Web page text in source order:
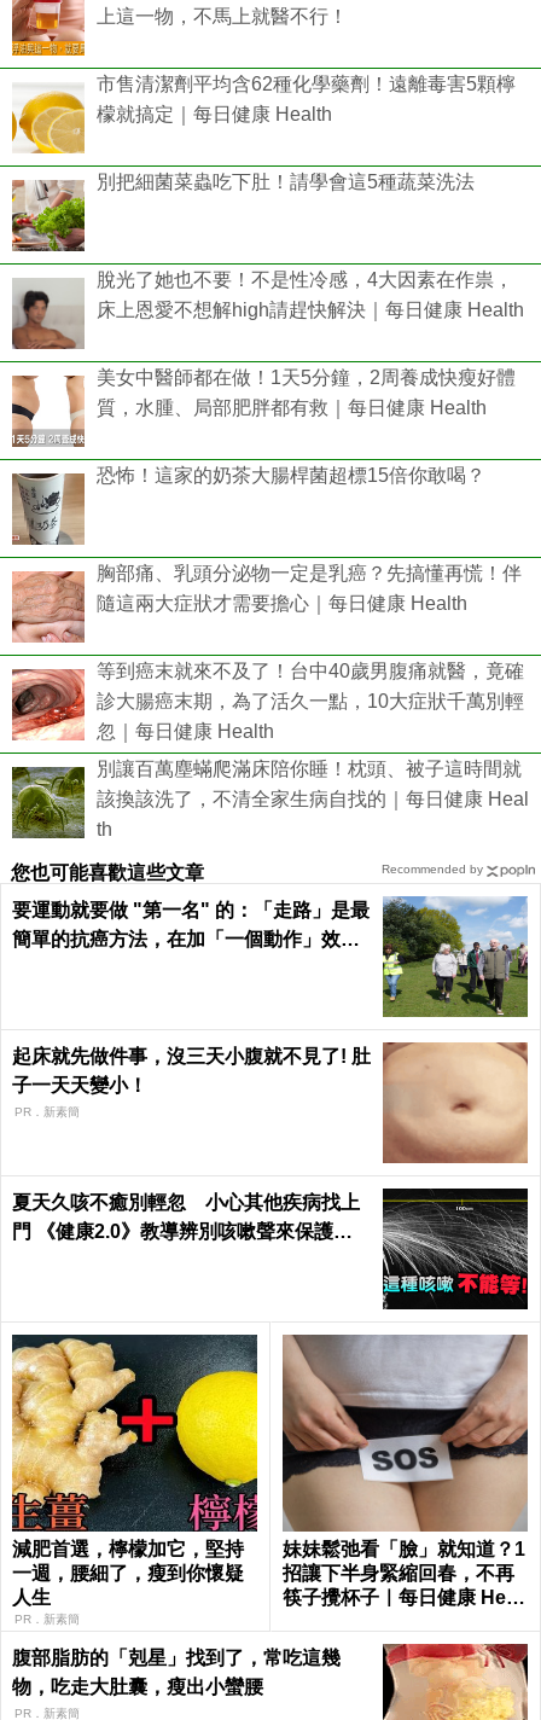
上這一物，不馬上就醫不行！
市售清潔劑平均含62種化學藥劑！遠離毒害5顆檸
檬就搞定｜每日健康 Health
別把細菌菜蟲吃下肚！請學會這5種蔬菜洗法
脫光了她也不要！不是性冷感，4大因素在作祟，
床上恩愛不想解high請趕快解決｜每日健康 Health
美女中醫師都在做！1天5分鐘，2周養成快瘦好體
質，水腫、局部肥胖都有救｜每日健康 Health
恐怖！這家的奶茶大腸桿菌超標15倍你敢喝？
胸部痛、乳頭分泌物一定是乳癌？先搞懂再慌！伴
隨這兩大症狀才需要擔心｜每日健康 Health
等到癌末就來不及了！台中40歲男腹痛就醫，竟確
診大腸癌末期，為了活久一點，10大症狀千萬別輕
忽｜每日健康 Health
別讓百萬塵蟎爬滿床陪你睡！枕頭、被子這時間就
該換該洗了，不清全家生病自找的｜每日健康 Heal
th
您也可能喜歡這些文章
要運動就要做 "第一名" 的：「走路」是最
簡單的抗癌方法，在加「一個動作」效果
起床就先做件事，沒三天小腹就不見了! 肚
子一天天變小！
PR．新素簡
夏天久咳不癒別輕忽 小心其他疾病找上
門 《健康2.0》教導辨別咳嗽聲來保護自
減肥首選，檸檬加它，堅持
一週，腰細了，瘦到你懷疑
人生
PR．新素簡
妹妹鬆弛看「臉」就知道？1
招讓下半身緊縮回春，不再
筷子攪杯子｜每日健康 Healt
腹部脂肪的「剋星」找到了，常吃這幾
物，吃走大肚囊，瘦出小蠻腰
PR．新素簡
Recommended by